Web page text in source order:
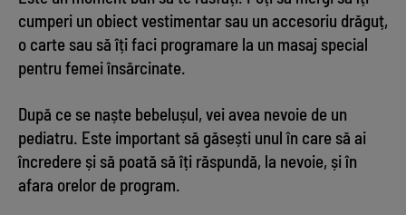
cumperi un obiect vestimentar sau un accesoriu drăguț,
o carte sau să îți faci programare la un masaj special
pentru femei însărcinate.
După ce se naște bebelușul, vei avea nevoie de un
pediatru. Este important să găsești unul în care să ai
încredere și să poată să îți răspundă, la nevoie, și în
afara orelor de program.